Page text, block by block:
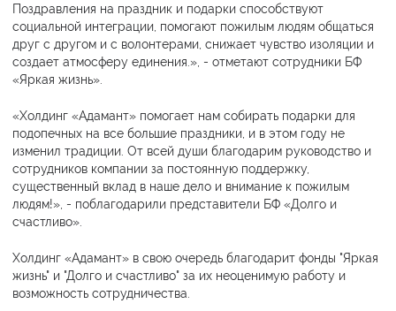
Поздравления на праздник и подарки способствуют
социальной интеграции, помогают пожилым людям общаться
друг с другом и с волонтерами, снижает чувство изоляции и
создает атмосферу единения.», - отметают сотрудники БФ
«Яркая жизнь».
«Холдинг «Адамант» помогает нам собирать подарки для
подопечных на все большие праздники, и в этом году не
изменил традиции. От всей души благодарим руководство и
сотрудников компании за постоянную поддержку,
существенный вклад в наше дело и внимание к пожилым
людям!», - поблагодарили представители БФ «Долго и
счастливо».
Холдинг «Адамант» в свою очередь благодарит фонды "Яркая
жизнь" и "Долго и счастливо" за их неоценимую работу и
возможность сотрудничества.